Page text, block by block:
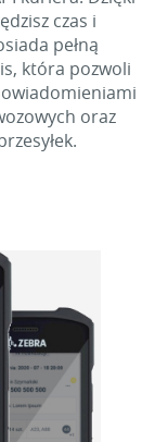
czas i
pełną
która pozwoli
oraz